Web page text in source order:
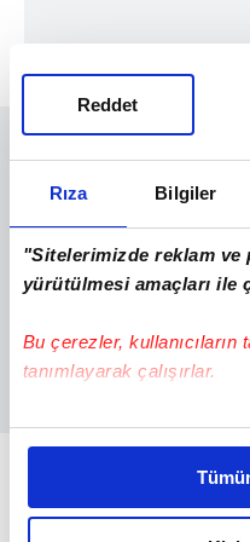
Rıza Bilgiler
"Sitelerimizde reklam ve
yürütülmesi amaçları ile
Bu çerezler, kullanıcıların
tanımlayarak çalışırlar.
Bu çerezlere izin
daha iyi reklam deneyimi
amacımızın size daha
Reddet
YAŞAM KALİTESİ
ABD Ulusal